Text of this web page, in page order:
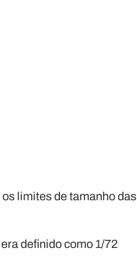
limites de tamanho das
definido como 1/72